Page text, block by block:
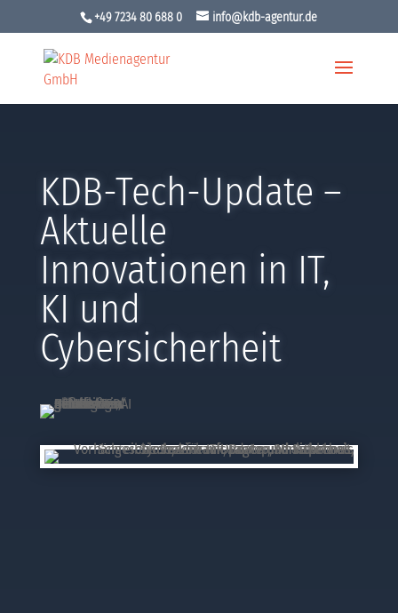
+49 7234 80 688 0 info@kdb-agentur.de
KDB-Tech-Update –
Aktuelle
Innovationen in IT,
KI und
Cybersicherheit